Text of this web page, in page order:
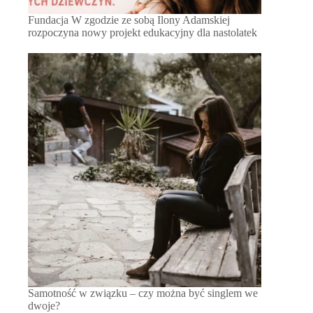
Fundacja W zgodzie ze sobą Ilony Adamskiej
rozpoczyna nowy projekt edukacyjny dla nastolatek
Samotność w związku – czy można być singlem we
dwoje?